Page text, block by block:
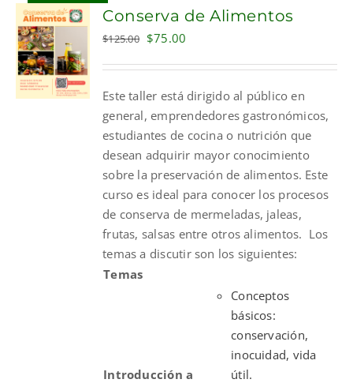
ADD TO
CART
Conserva de Alimentos
$125.00 Original
$125.00.
$75.00
$75.00.
Este taller está dirigido al público en
general, emprendedores gastronómicos,
estudiantes de cocina o nutrición que
desean adquirir mayor conocimiento
sobre la preservación de alimentos. Este
curso es ideal para conocer los procesos
de conserva de mermeladas, jaleas,
frutas, salsas entre otros alimentos. Los
temas a discutir son los siguientes:
Temas
Introducción a
Conceptos
básicos:
conservación,
inocuidad, vida
útil.